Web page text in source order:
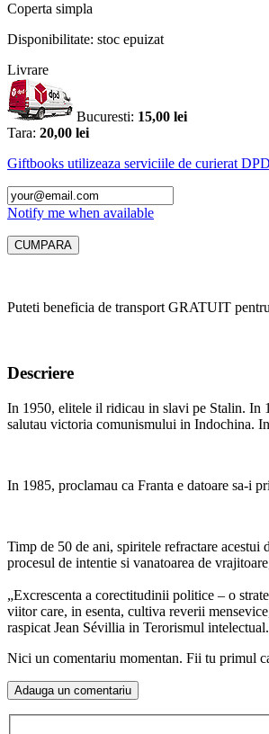
Coperta simpla
Disponibilitate: stoc epuizat
Livrare
Bucuresti: 15,00 lei
Tara: 20,00 lei
Giftbooks utilizeaza serviciile de curierat
Notify me when available
Puteti beneficia de transport GRATUIT
Descriere
In 1950, elitele il ridicau in slavi pe Stalin. In
salutau victoria comunismului in Indochina.
In 1985, proclamau ca Franta e datoare sa-i
Timp de 50 de ani, spiritele refractare acestui
procesul de intentie si vanatoarea de
„Excrescenta a corectitudinii politice – o
viitor care, in esenta, cultiva reverii
raspicat Jean Sévillia in Terorismul
Nici un comentariu momentan. Fii tu primul